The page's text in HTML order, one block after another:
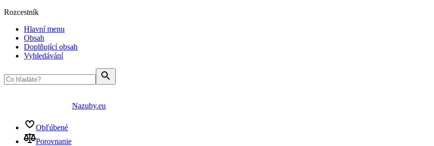
Rozcestník
Hlavní menu
Obsah
Doplňující obsah
Vyhledávání
Nazuby.eu
Obľúbené
Porovnanie